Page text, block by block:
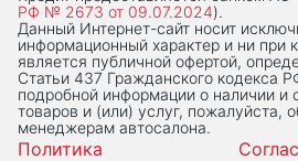
РФ № 2673 от 09.07.2024).
Данный Интернет-сaйт носит
информационный характер и ни при
является публичной офертой,
Статьи 437 Гражданского кодекса
подробной информации о наличии и
товаров и (или) услуг, пожалуйста,
менеджерам автосалона.
Политика